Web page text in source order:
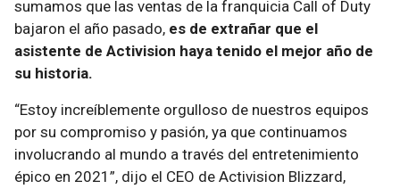
sumamos que las ventas de la franquicia Call of Duty
bajaron el año pasado, es de extrañar que el
asistente de Activision haya tenido el mejor año de
su historia.
“Estoy increíblemente orgulloso de nuestros equipos
por su compromiso y pasión, ya que continuamos
involucrando al mundo a través del entretenimiento
épico en 2021”, dijo el CEO de Activision Blizzard,